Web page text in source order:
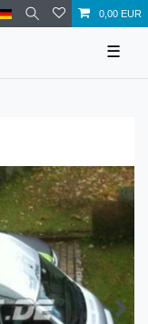
0,00 EUR
☰